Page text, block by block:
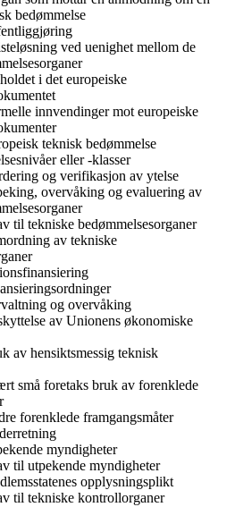
bedømmelse
ved uenighet mellom de
i det europeiske
innvendinger mot europeiske
teknisk bedømmelse
eller -klasser
og verifikasjon av ytelse
overvåking og evaluering av
til tekniske bedømmelsesorganer
av tekniske
og overvåking
av Unionens økonomiske
av hensiktsmessig teknisk
små foretaks bruk av forenklede
forenklede framgangsmåter
myndigheter
til utpekende myndigheter
opplysningsplikt
til tekniske kontrollorganer